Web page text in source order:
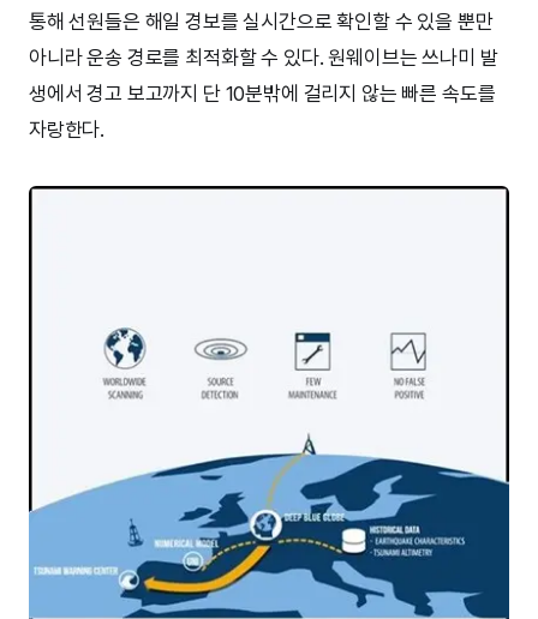
통해 선원들은 해일 경보를 실시간으로 확인할 수 있을 뿐만
아니라 운송 경로를 최적화할 수 있다. 원웨이브는 쓰나미 발
생에서 경고 보고까지 단 10분밖에 걸리지 않는 빠른 속도를
자랑한다.